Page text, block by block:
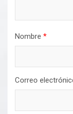
Nombre *
Correo